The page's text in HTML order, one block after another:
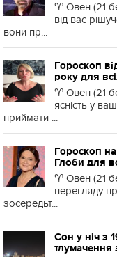
♈️ Овен (21
від вас
вони пр...
Гороскоп
року для
♈️ Овен (21
ясність у
приймати ...
Гороскоп
Глоби для
♈️ Овен (21
перегляду
зосередьт...
Сон у ніч з
тлумачення